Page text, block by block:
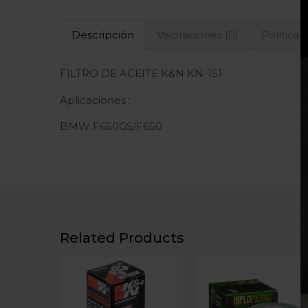
Descripción Valoraciones (0)
FILTRO DE ACEITE K&N KN-151
Aplicaciones :
BMW F650GS/F650
Related Products